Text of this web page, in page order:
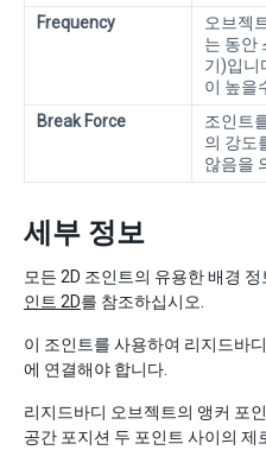
Frequency
오브젝
는 동안
기)입니
이 높을
Break Force
조인트
의 강도
않음을
세부 정보
모든 2D 조인트의 유용한 배경
인트 2D를 참조하십시오.
이 조인트를 사용하여 리지드바
에 연결해야 합니다.
리지드바디 오브젝트의 앵커 포
공간 포지션 두 포인트 사이의 제